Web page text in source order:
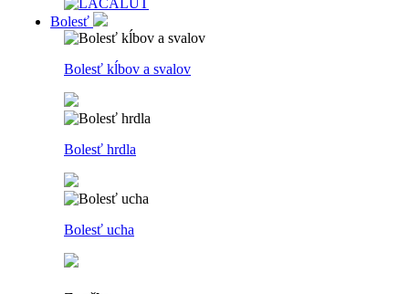
Bolesť
Bolesť kĺbov a svalov
Bolesť hrdla
Bolesť ucha